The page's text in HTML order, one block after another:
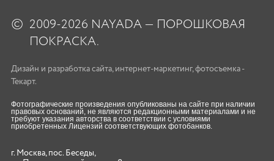
© 2009-2026 NAYADA — ПОРОШКОВАЯ
ПОКРАСКА.
Дизайн и разработка сайта, интернет-маркетинг,фотосъемка -
Текарт.
Фотографические произведения опубликованы на сайте при наличии
правовых оснований, не являются редакционными материалами и не
требуют указания авторства в соответствии с условиями
приобретенных Лицензий соответствующих фотобанков.
г. Москва, пос. Беседы,